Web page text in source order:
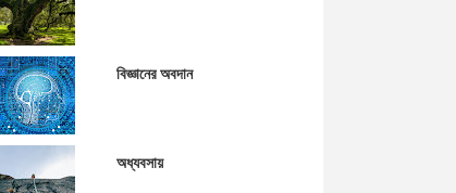
বিজ্ঞানের অবদান
অধ্যবসায়